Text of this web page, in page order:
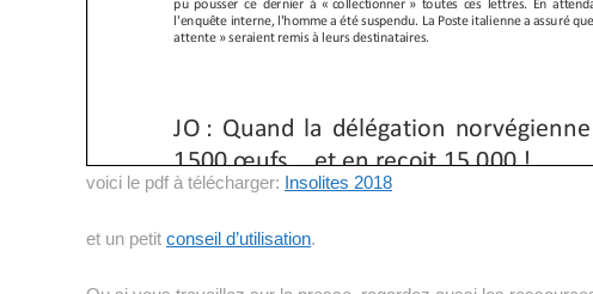
voici le pdf à télécharger: Insolites 2018
et un petit conseil d’utilisation.